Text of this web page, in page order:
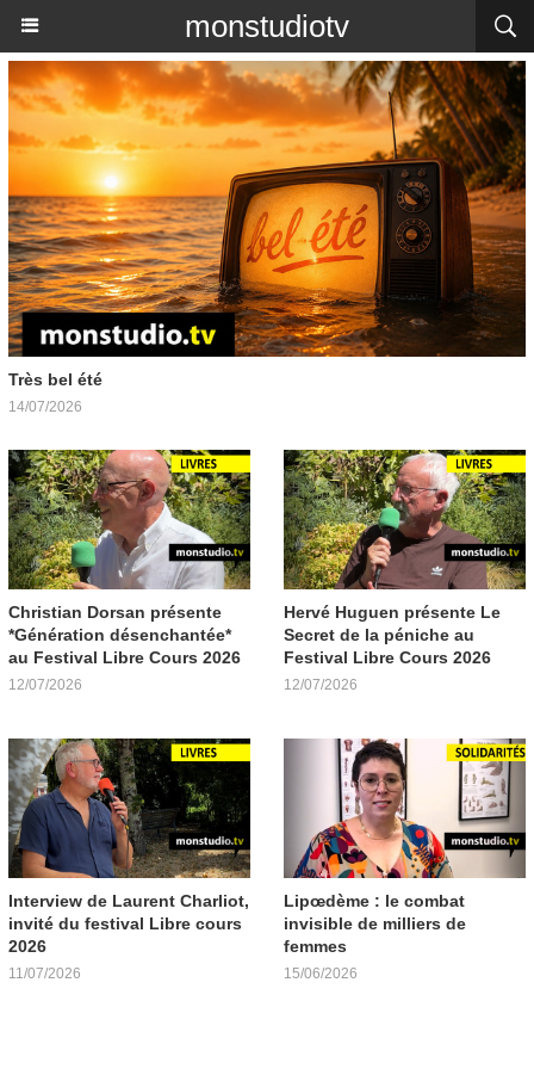
monstudiotv
Très bel été
14/07/2026
Christian Dorsan présente
*Génération désenchantée*
au Festival Libre Cours 2026
12/07/2026
Hervé Huguen présente Le
Secret de la péniche au
Festival Libre Cours 2026
12/07/2026
Interview de Laurent Charliot,
invité du festival Libre cours
2026
11/07/2026
Lipœdème : le combat
invisible de milliers de
femmes
15/06/2026